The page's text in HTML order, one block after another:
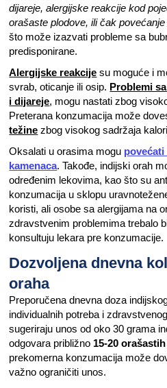
dijareje, alergijske reakcije kod
orašaste plodove, ili čak
što može izazvati probleme sa
predisponirane.
Alergijske reakcije su moguće i
svrab, oticanje ili osip. Problemi
i dijareje, mogu nastati zbog
Preterana konzumacija može
težine zbog visokog sadržaja
Oksalati u orasima mogu
kamenaca. Takođe, indijski orah
određenim lekovima, kao što su
konzumacija u sklopu
koristi, ali osobe sa alergijama na
zdravstvenim problemima trebalo
konsultuju lekara pre konzumacije.
Dozvoljena dnevna
oraha
Preporučena dnevna doza
individualnih potreba i
sugeriraju unos od oko 30 grama
odgovara približno 15-20
prekomerna konzumacija može
važno ograničiti unos.